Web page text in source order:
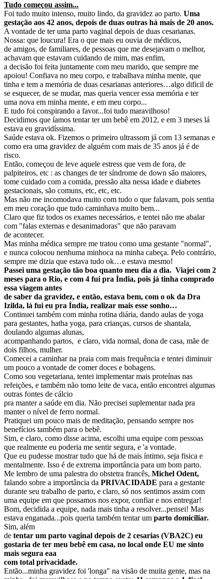
Tudo começou assim...
Foi tudo muito intenso, muito lindo, da gravidez ao parto. Uma
gestação aos 42 anos, depois de duas outras há mais de 20 anos.
A vontade de ter uma parto vaginal depois de duas cesarianas.
Nossa: que loucura! Era o que mais eu ouvia de médicos,
de amigos, de familiares, de pessoas que me desejavam o melhor,
achavam que estavam cuidando de mim, mas enfim,
a decisão foi feita juntamente com meu marido, que sempre me
apoiou! Confiava no meu corpo, e trabalhava minha mente, que
tinha e tem a memória de duas cesarianas anteriores…algo dificil de
se esquecer, de se mudar, mas queria vencer essa memória e ter
uma nova em minha mente, e em meu corpo...
E tudo foi conspirando a favor...foi tudo maravilhoso!
Decidimos que íamos tentar ter um bebê em 2012, e em 3 meses lá
estava eu gravidíssima.
Saúde estava ok. Fizemos o primeiro ultrassom já com 13 semanas e
como era uma gravidez de alguém com mais de 35 anos já é de
risco.
Então, começou de leve aquele estress que vem de fora, de
palpiteiros, etc : as changes de ter síndrome de down são maiores,
tome cuidado com a comida, pressão alta nessa idade e diabetes
gestacionais, são comuns, etc, etc, etc.
Mas não me incomodava muito com tudo o que falavam, pois sentia
em meu coração que tudo caminhava muito bem...
Claro que fiz todos os exames necessários, e tentei não me abalar
com "falas externas e desanimadoras" que não paravam
de acontecer.
Mas minha médica sempre me tratou como uma gestante "normal",
e nunca colocou nenhuma minhoca na minha cabeça. Pelo contrário,
sempre me dizia que estava tudo ok…e estava mesmo!
Passei uma gestação tão boa quanto meu dia a dia. Viajei com 2
meses para o Rio, e com 4 fui pra Índia, pois já tinha comprado
essa viagem antes
de saber da gravidez, e então, estava bem, com o ok da Dra
Izilda, lá fui eu pra Índia, realizar mais esse sonho…
Continuei também com minha rotina diária, dando aulas de yoga
para gestantes, hatha yoga, para crianças, cursos de shantala,
doulando algumas alunas,
acompanhando partos, e claro, vida normal, dona de casa, mãe de
dois filhos, mulher.
Comecei a caminhar na praia com mais frequência e tentei diminuir
um pouco a vontade de comer doces e bobagens.
Como sou vegetariana, tentei implementar mais proteínas nas
refeições, e também não tomo leite de vaca, então encontrei algumas
outras fontes de cálcio
pra manter a saúde em dia. Não precisei suplementar nada pra
manter o nível de ferro normal.
Pratiquei um pouco mais de meditação, pensando sempre nos
benefícios também para o bebê.
Sim, e claro, como disse acima, escolhi uma equipe com pessoas
que realmente eu poderia me sentir segura, e 'a vontade.
Que eu pudesse mostrar tudo que há de mais íntimo, seja fisica e
mentalmente. Isso é de extrema importância para um bom parto.
Me lembro de uma palestra do obstetra francês, Michel Odent,
falando sobre a importância da PRIVACIDADE para a gestante
durante seu trabalho de parto, e claro, só nos sentimos assim com
uma equipe em que possamos nos expor, confiar e nos entregar!
Bom, decidida a equipe, nada mais tinha a resolver...pensei! Mas
estava enganada...pois queria também tentar um parto domiciliar.
Sim, além
de tentar um parto vaginal depois de 2 cesarias (VBA2C) eu
gostaria de ter meu bebê em casa, no local onde EU me sinto
mais segura eaa
com total privacidade.
Então...minha gravidez foi 'longa" na visão de muita gente, mas na